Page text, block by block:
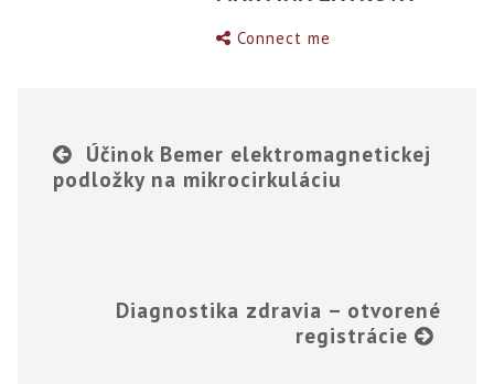
Connect me
Účinok Bemer elektromagnetickej
podložky na mikrocirkuláciu
Diagnostika zdravia – otvorené
registrácie